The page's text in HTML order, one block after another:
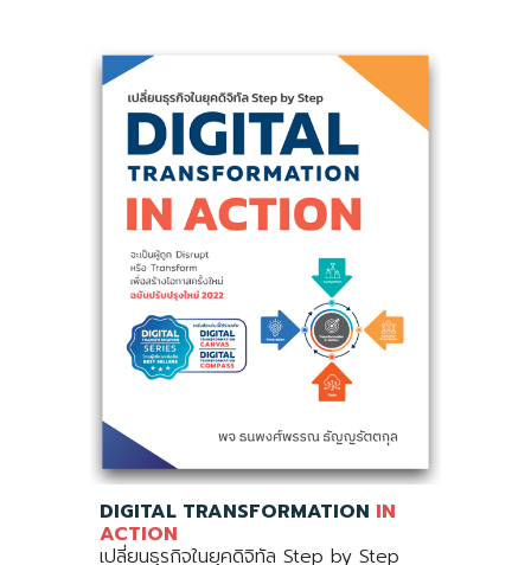
DIGITAL TRANSFORMATION IN
ACTION
เปลี่ยนธุรกิจในยุคดิจิทัล Step by Step